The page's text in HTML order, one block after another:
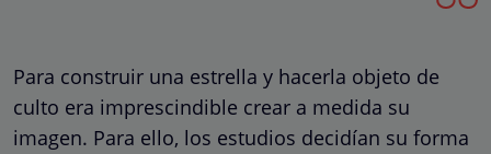
Para construir una estrella y hacerla objeto de
culto era imprescindible crear a medida su
imagen. Para ello, los estudios decidían su forma